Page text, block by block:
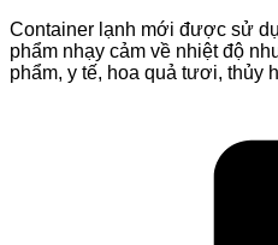
Container lạnh mới được sử
phẩm nhạy cảm về nhiệt độ
phẩm, y tế, hoa quả tươi, thủy